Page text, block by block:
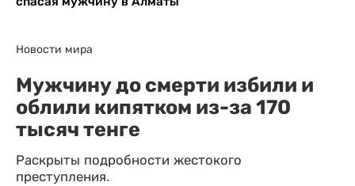
Новости мира
Мужчину до смерти избили и
облили кипятком из-за 170
тысяч тенге
Раскрыты подробности жестокого
преступления.